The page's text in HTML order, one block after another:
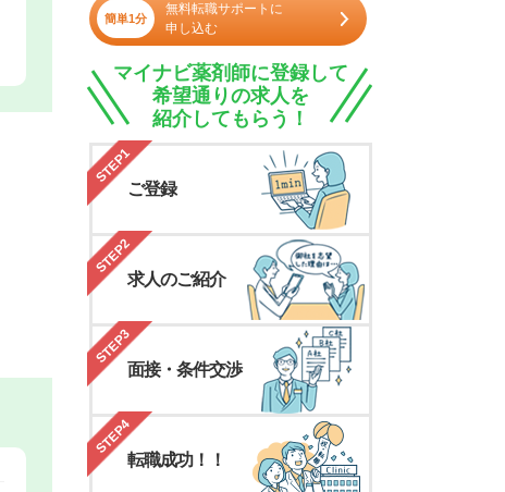
簡単1分
無料転職サポートに
申し込む
マイナビ薬剤師に登録して
希望通りの求人を
紹介してもらう！
STEP1
ご登録
STEP2
求人のご紹介
STEP3
面接・条件交渉
STEP4
転職成功！！